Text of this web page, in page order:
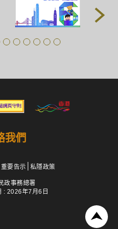
我們
重要告示 私隱政策
政事務總署
: 2026年7月6日